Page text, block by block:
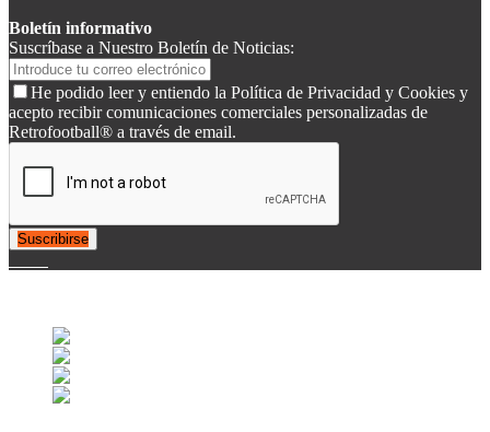
Boletín informativo
Suscríbase a Nuestro Boletín de Noticias:
He podido leer y entiendo la Política de Privacidad y Cookies y
acepto recibir comunicaciones comerciales personalizadas de
Retrofootball® a través de email.
Suscribirse